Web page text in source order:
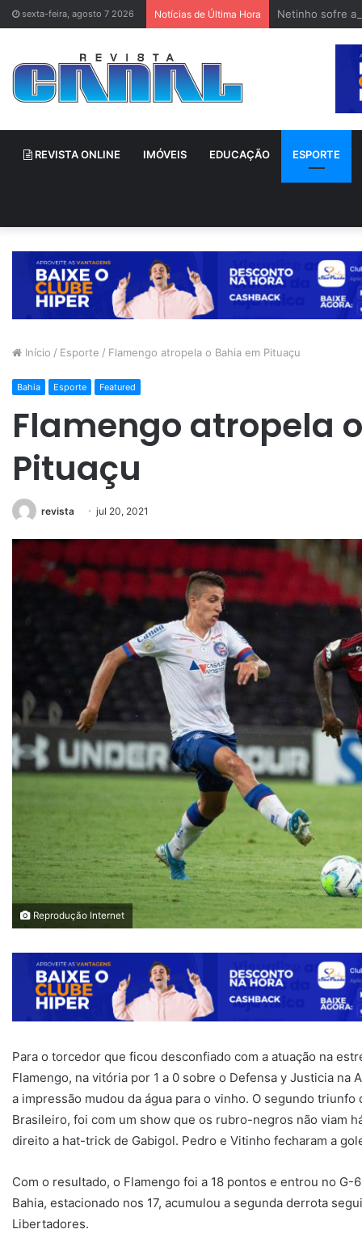
sexta-feira, agosto 7 2026 Notícias de Última Hora Netinho sofre
REVISTA ONLINE IMÓVEIS EDUCAÇÃO ESPORTE
Início / Esporte / Flamengo atropela o Bahia em Pituaçu
Bahia Esporte Featured
Flamengo atropela
Pituaçu
revista jul 20, 2021
Reprodução Internet
Para o torcedor que ficou desconfiado com a atuação na
Flamengo, na vitória por 1 a 0 sobre o Defensa y Justicia
a impressão mudou da água para o vinho. O segundo
Brasileiro, foi com um show que os rubro-negros não viam
direito a hat-trick de Gabigol. Pedro e Vitinho fecharam a
Com o resultado, o Flamengo foi a 18 pontos e entrou no
Bahia, estacionado nos 17, acumulou a segunda derrota
Libertadores.